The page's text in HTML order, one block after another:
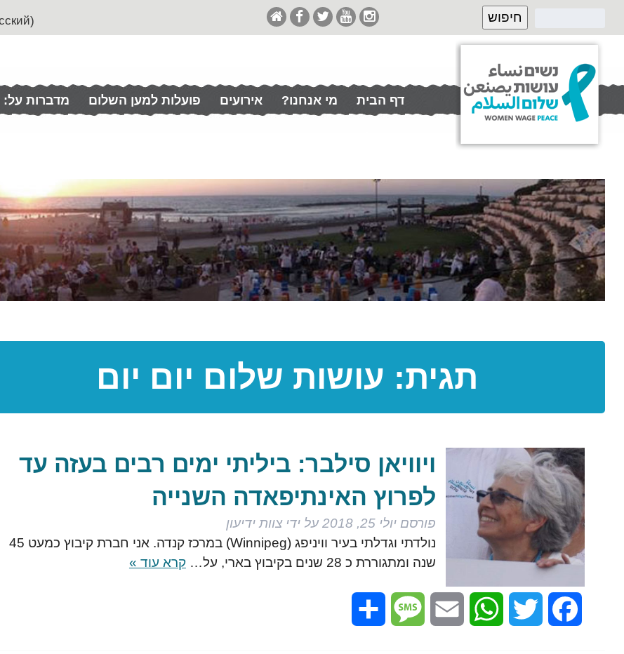
(English (& Francais / Español / Italian / Pусский
דף הבית מי אנחנו? אירועים פועלות למען השלום מדברות על:
תגית: עושות שלום יום יום
ויוויאן סילבר: ביליתי ימים רבים בעזה עד
לפרוץ האינתיפאדה השנייה
פורסםיולי 25, 2018 על ידי צוות ידיעון
נולדתי וגדלתי בעיר וויניפג (Winnipeg) במרכז קנדה. אני חברת קיבוץ כמעט 45
שנה ומתגוררת כ 28 שנים בקיבוץ בארי, על…
קרא עוד »
Facebook
Twitter
WhatsApp
Email
Message